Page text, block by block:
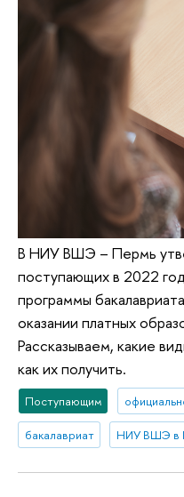
В НИУ ВШЭ – Пермь
поступающих в 2022
программы
оказании платных
Рассказываем, какие
как их получить.
Поступающим
бакалавриат НИУ ВШЭ в